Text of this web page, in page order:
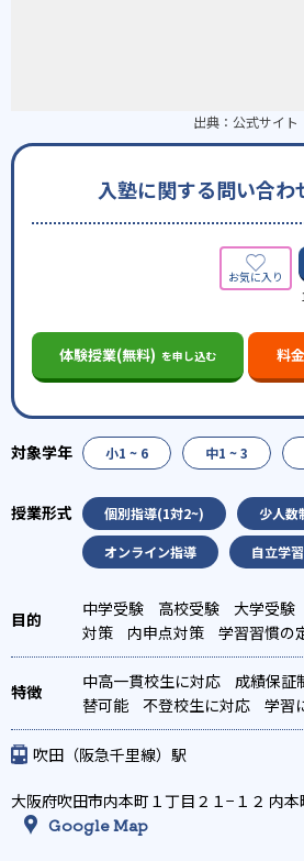
出典： 公式サイト
入塾に関する問い合わ
体験授業(無料) を申し込む 料
小1 ~ 6 中1 ~ 3
個別指導(1対2~) 少人数
オンライン指導 自立学習
中学受験 高校受験 大学受験
対策
内申点対策 学習習慣の
(旧AO)対策
推薦入試対策 学
立大対策
私大対策 共通テス
中高一貫校生に対応 成績保証
替可能
不登校生に対応
学習
を利用
オンライン対応 1科
節講習のみの受講可
吹田（阪急千里線）駅
大阪府吹田市内本町１丁目２１−１２ 内本
Google Map